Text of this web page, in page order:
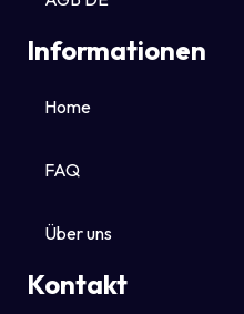
Informationen
Home
FAQ
Über uns
Kontakt